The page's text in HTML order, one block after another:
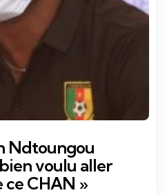
Ndtoungou
bien voulu aller
ce CHAN »